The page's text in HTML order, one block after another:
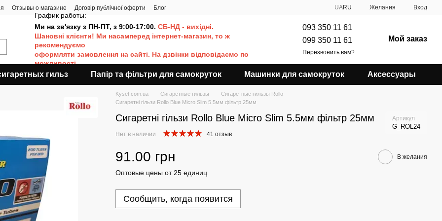
Отзывы о магазине Договір публічної оферти Блог UARU Желания Вход
График работы:
Ми на зв'язку з ПН-ПТ, з 9:00-17:00. СБ-НД - вихідні.
Шановні клієнти! Ми насамперед інтернет-магазин, то ж
рекомендуємо
оформляти замовлення на сайті. На дзвінки відповідаємо по
можливості.
093 350 11 61
099 350 11 61
Перезвонить вам?
Мой заказ
гильз Папір та фільтри для самокруток Машинки для самокруток Аксессуары
Kyset.com.ua Сигаретные гильзы
Сигаретные гильзы Rollo
Сигаретні гільзи Rollo Blue Micro Slim 5.5мм фільтр 25мм
Сигаретні гільзи Rollo Blue Micro Slim 5.5мм фільтр 25мм Артикул
G_ROL24
Нет в наличии 41 отзыв
91.00 грн В желания
Оптовые цены от 25 единиц
Сообщить, когда появится